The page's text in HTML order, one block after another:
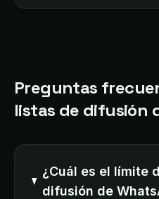
Preguntas
listas de difusión
¿Cuál es el límite
difusión de